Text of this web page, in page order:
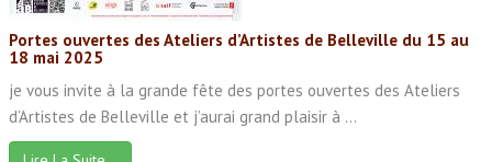
Portes ouvertes des Ateliers d’Artistes de Belleville du 15 au
18 mai 2025
je vous invite à la grande fête des portes ouvertes des Ateliers
d’Artistes de Belleville et j’aurai grand plaisir à ...